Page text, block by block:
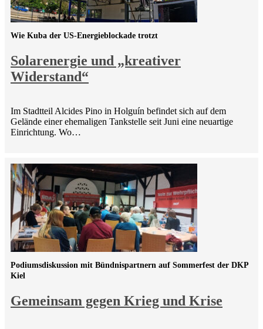
Solarenergie und „kreativer
Widerstand“
Wie Kuba der US-Energieblockade trotzt
Im Stadtteil Alcides Pino in Holguín befindet sich auf dem
Gelände einer ehemaligen Tankstelle seit Juni eine neuartige
Einrichtung. Wo…
Gemeinsam gegen Krieg und Krise
Podiumsdiskussion mit Bündnispartnern auf Sommerfest der DKP
Kiel